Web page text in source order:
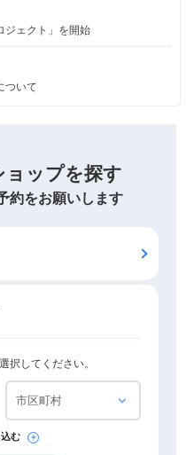
ジェクト」を開始
ついて
ップを探す
約をお願いします
択してください。
む